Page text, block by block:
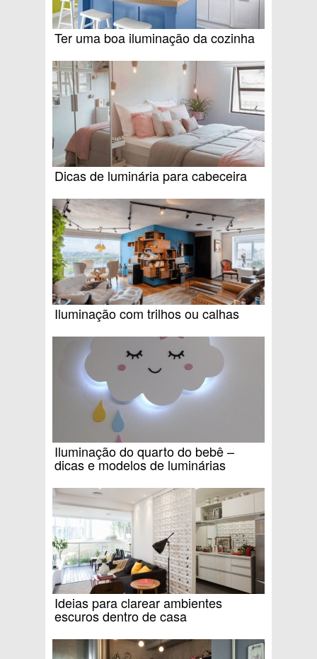
Ter uma boa iluminação da cozinha
Dicas de luminária para cabeceira
Iluminação com trilhos ou calhas
Iluminação do quarto do bebê –
dicas e modelos de luminárias
Ideias para clarear ambientes
escuros dentro de casa